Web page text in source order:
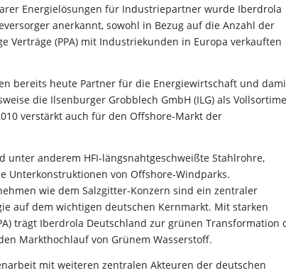
Energielösungen für Industriepartner wurde Iberdrola
anerkannt, sowohl in Bezug auf die Anzahl der
Verträge (PPA) mit Industriekunden in Europa verkauften
bereits heute Partner für die Energiewirtschaft und
die Ilsenburger Grobblech GmbH (ILG) als
verstärkt auch für den Offshore-Markt der
anderem HFI-längsnahtgeschweißte Stahlrohre,
Unterkonstruktionen von Offshore-Windparks.
wie dem Salzgitter-Konzern sind ein zentraler
auf dem wichtigen deutschen Kernmarkt. Mit starken
trägt Iberdrola Deutschland zur grünen Transformation
Markthochlauf von Grünem Wasserstoff.
mit weiteren zentralen Akteuren der deutschen